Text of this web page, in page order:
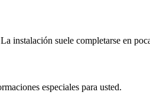
instalación suele completarse en
especiales para usted.